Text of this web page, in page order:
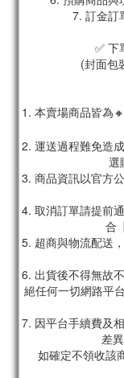
7. 訂金訂
✅ 下
(封面包
1. 本賣場商品皆為
2. 運送過程難免造
選
3. 商品資訊以官方
4. 取消訂單請提前
合
5. 超商與物流配送
6. 出貨後不得無故
絕任何一切網路平
7. 因平台手續費及
差
如確定不領收該